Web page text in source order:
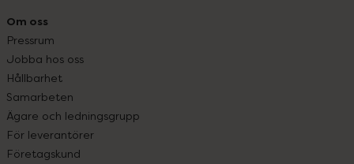
Om oss
Pressrum
Jobba hos oss
Hållbarhet
Samarbeten
Ägare och ledningsgrupp
För leverantörer
Företagskund